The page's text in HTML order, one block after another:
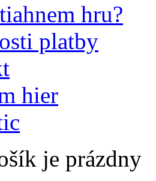
hru?
platby
hier
je prázdny